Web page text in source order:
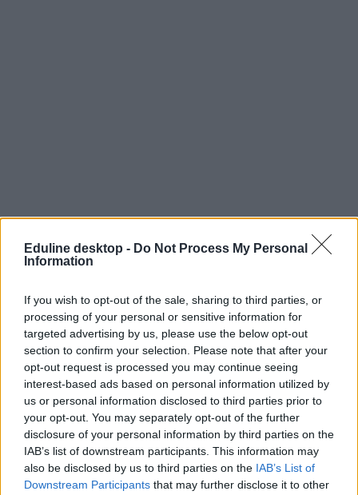
Eduline desktop - Do Not Process My Personal
Information
If you wish to opt-out of the sale, sharing to third parties, or
processing of your personal or sensitive information for
targeted advertising by us, please use the below opt-out
section to confirm your selection. Please note that after your
opt-out request is processed you may continue seeing
interest-based ads based on personal information utilized by
us or personal information disclosed to third parties prior to
your opt-out. You may separately opt-out of the further
disclosure of your personal information by third parties on the
IAB’s list of downstream participants. This information may
also be disclosed by us to third parties on the IAB’s List of
Downstream Participants that may further disclose it to other
orvosi igazolás
betegség igazolás
igazolás szülői nyilatkozat